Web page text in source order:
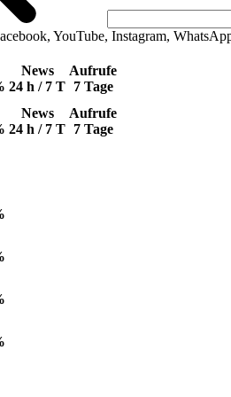
YouTube, Instagram,
News
24 h / 7 T
Aufrufe
7 Tage
News
24 h / 7 T
Aufrufe
7 Tage